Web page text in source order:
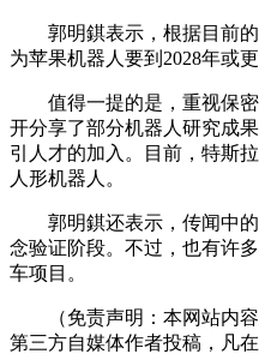
郭明錤表示，根据目前的
为苹果机器人要到2028年或
值得一提的是，重视保密
开分享了部分机器人研究成
引人才的加入。目前，特斯
人形机器人。
郭明錤还表示，传闻中的
念验证阶段。不过，也有许
车项目。
（免责声明：本网站内容
第三方自媒体作者投稿，凡